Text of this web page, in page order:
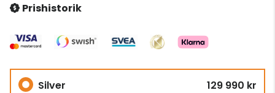
Prishistorik
Silver
129 990 kr